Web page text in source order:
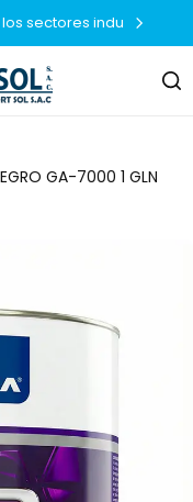
industriales
GA-7000 1 GLN